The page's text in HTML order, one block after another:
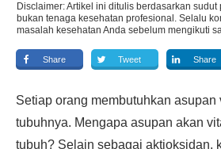
Disclaimer: Artikel ini ditulis berdasarkan
bukan tenaga kesehatan profesional. Selalu
masalah kesehatan Anda sebelum mengikuti
Share Tweet Share
Setiap orang membutuhkan
tubuhnya. Mengapa asupan akan
tubuh? Selain sebagai aktioksidan,